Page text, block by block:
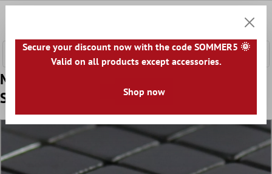
Muster von Metall Mosaikfliesen Wygon
Selbstklebend Schwarz 10mm
Secure your discount now with the code SOMMER5 🌞
Valid on all products except accessories.
Shop now